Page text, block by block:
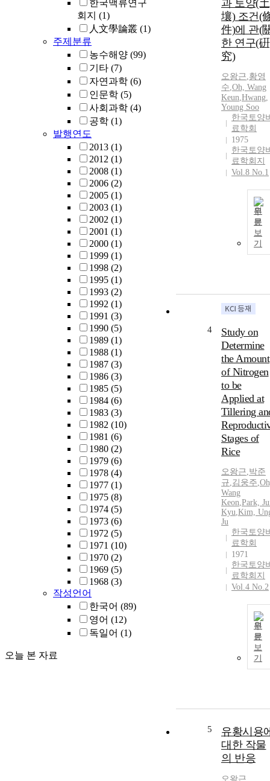
한국맥류연구
회지 (1)
人文學論叢 (1)
주제분류
농수해양 (99)
기타 (7)
자연과학 (6)
인문학 (5)
사회과학 (4)
공학 (1)
발행연도
2013 (1)
2012 (1)
2008 (1)
2006 (2)
2005 (1)
2003 (1)
2002 (1)
2001 (1)
2000 (1)
1999 (1)
1998 (2)
1995 (1)
1993 (2)
1992 (1)
1991 (3)
1990 (5)
1989 (1)
1988 (1)
1987 (3)
1986 (3)
1985 (5)
1984 (6)
1983 (3)
1982 (10)
1981 (6)
1980 (2)
1979 (6)
1978 (4)
1977 (1)
1975 (8)
1974 (5)
1973 (6)
1972 (5)
1971 (10)
1970 (2)
1969 (5)
1968 (3)
작성언어
한국어 (89)
영어 (12)
독일어 (1)
오늘 본 자료
과 토양(土
壤) 조건(
件)에 관(
한 연구(硏
究)
오왕근,황영
수,Oh, Wang
Keun,Hwang,
Young Soo
한국토양
료학회
1975
한국토양
료학회지
Vol.8 No.1
원
문
보
기
4
Study on
Determine
the Amount
of Nitrogen
to be
Applied at
Tillering
Stages of
Rice
오왕근,박준
규,김웅주,
Wang
Keon,Park,
Kyu,Kim,
Ju
한국토양
료학회
1971
한국토양
료학회지
Vol.4 No.2
원
문
보
기
5
유황시용
대한 작물
의 반응
오왕근